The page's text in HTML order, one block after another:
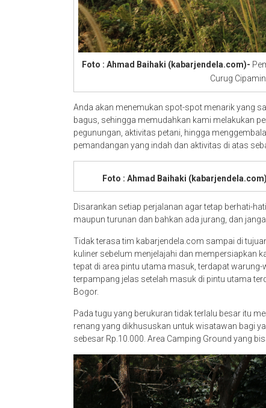
Foto : Ahmad Baihaki (kabarjendela.com)-
Curug
Anda akan menemukan spot-spot menarik yang
bagus, sehingga memudahkan kami melakukan
pegunungan, aktivitas petani, hingga
pemandangan yang indah dan aktivitas di atas
Foto : Ahmad Baihaki
Disarankan setiap perjalanan agar tetap berhati-
maupun turunan dan bahkan ada jurang, dan
Tidak terasa tim kabarjendela.com sampai di
kuliner sebelum menjelajahi dan mempersiapkan
tepat di area pintu utama masuk, terdapat
terpampang jelas setelah masuk di pintu utama
Bogor.
Pada tugu yang berukuran tidak terlalu besar itu
renang yang dikhususkan untuk wisatawan bagi
sebesar Rp.10.000. Area Camping Ground yang